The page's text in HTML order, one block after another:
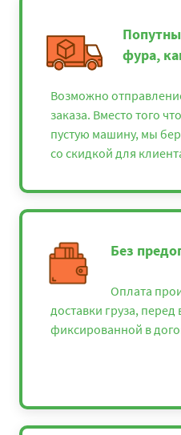
фура,
Возможно
заказа. Вместо того
пустую машину, мы
со скидкой для
Без
Оплата
доставки груза, перед
фиксированной в